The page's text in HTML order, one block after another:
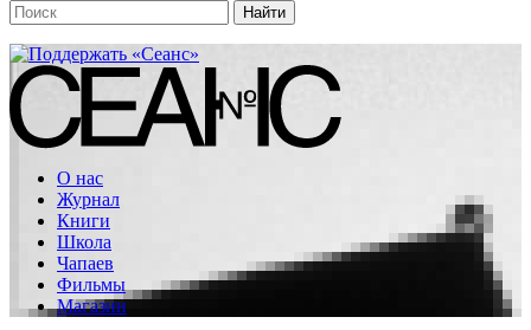
О нас
Журнал
Книги
Школа
Чапаев
Фильмы
Магазин